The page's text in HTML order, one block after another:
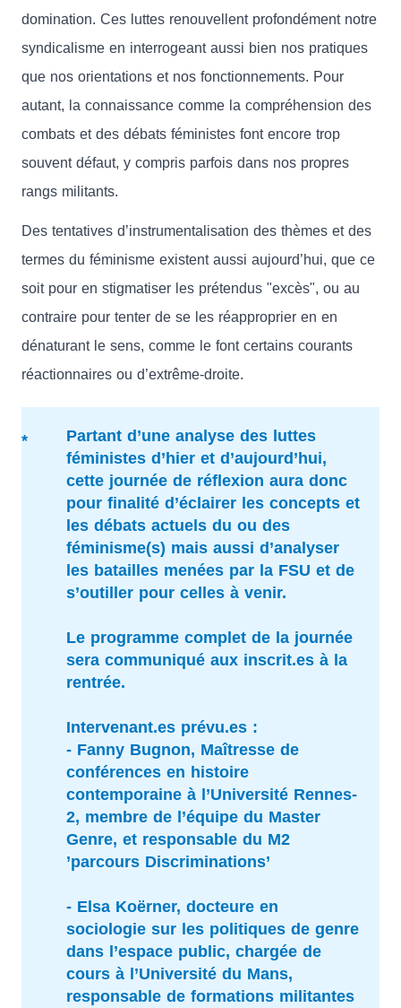
domination. Ces luttes renouvellent profondément notre
syndicalisme en interrogeant aussi bien nos pratiques
que nos orientations et nos fonctionnements. Pour
autant, la connaissance comme la compréhension des
combats et des débats féministes font encore trop
souvent défaut, y compris parfois dans nos propres
rangs militants.
Des tentatives d’instrumentalisation des thèmes et des
termes du féminisme existent aussi aujourd’hui, que ce
soit pour en stigmatiser les prétendus "excès", ou au
contraire pour tenter de se les réapproprier en en
dénaturant le sens, comme le font certains courants
réactionnaires ou d’extrême-droite.
Partant d’une analyse des luttes
féministes d’hier et d’aujourd’hui,
cette journée de réflexion aura donc
pour finalité d’éclairer les concepts et
les débats actuels du ou des
féminisme(s) mais aussi d’analyser
les batailles menées par la FSU et de
s’outiller pour celles à venir.
Le programme complet de la journée
sera communiqué aux inscrit.es à la
rentrée.
Intervenant.es prévu.es :
- Fanny Bugnon, Maîtresse de
conférences en histoire
contemporaine à l’Université Rennes-
2, membre de l’équipe du Master
Genre, et responsable du M2
’parcours Discriminations’
- Elsa Koërner, docteure en
sociologie sur les politiques de genre
dans l’espace public, chargée de
cours à l’Université du Mans,
responsable de formations militantes